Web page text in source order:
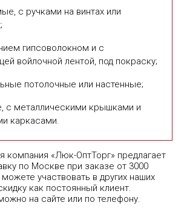
с ручками на винтах или
гипсоволокном и с
войлочной лентой, под покраску;
потолочные или настенные;
с металлическими крышками и
каркасами.
компания «Люк-ОптТорг» предлагает
по Москве при заказе от 3000
участвовать в других наших
как постоянный клиент.
на сайте или по телефону.